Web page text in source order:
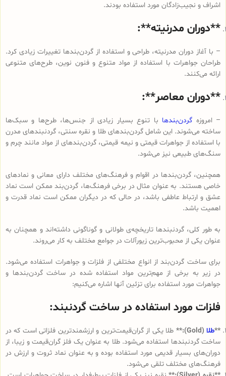
اشراف و نجیب‌زادگان مورد استفاده بودند.
**دوران مدرنیته**:
– با آغاز دوران مدرنیته، طراحی و استفاده از گردن‌بندها تغییرات زیادی کرد.
طراحان جواهرات با استفاده از مواد متنوع و فنون نوین، طرح‌های متنوعی
ارائه می‌کنند.
**دوران معاصر**:
– امروزه گردن‌بندها با تنوع بسیار زیادی از جنس‌ها، طرح‌ها و سبک‌ها
ساخته می‌شوند. این شامل گردن‌بندهای طلا و نقره سنتی، گردنبندهای مدرن
با استفاده از جواهرات قیمتی و نیمه قیمتی، گردن‌بندهای از مواد مانند چرم و
سنگ‌های طبیعی نیز می‌شود.
همچنین، گردن‌بندها در اقوام و فرهنگ‌های مختلف دارای معانی و نمادهای
خاصی هستند. به عنوان مثال در برخی فرهنگ‌ها، گردن‌بند ممکن است نماد
عشق و ارتباط عاطفی باشد، در حالی که در دیگران ممکن است نماد قدرت و
اهمیت باشد.
به طور کلی، گردنبندها تاریخچه‌ی طولانی و گوناگونی داشته‌اند و همچنان به
عنوان یکی از محبوب‌ترین زیورآلات در جوامع مختلف به کار می‌روند.
برای ساخت گردن‌بند از انواع مختلفی از فلزات و جواهرات استفاده می‌شود.
در زیر به برخی از مهم‌ترین مواد استفاده شده در ساخت گردن‌بندها و
جواهرات مورد استفاده برای تزئین آنها اشاره می‌کنیم:
فلزات مورد استفاده در ساخت گردنبند:
**طلا(Gold):**
طلا یکی از گران‌قیمت‌ترین و ارزشمندترین فلزاتی است که در
ساخت گردنبندها استفاده می‌شود. طلا به عنوان یک فلز گران‌قیمت و زیبا، از
دوران‌های بسیار قدیمی مورد استفاده بوده و به عنوان نماد ثروت و ارزش در
فرهنگ‌های مختلف تلقی می‌شود.